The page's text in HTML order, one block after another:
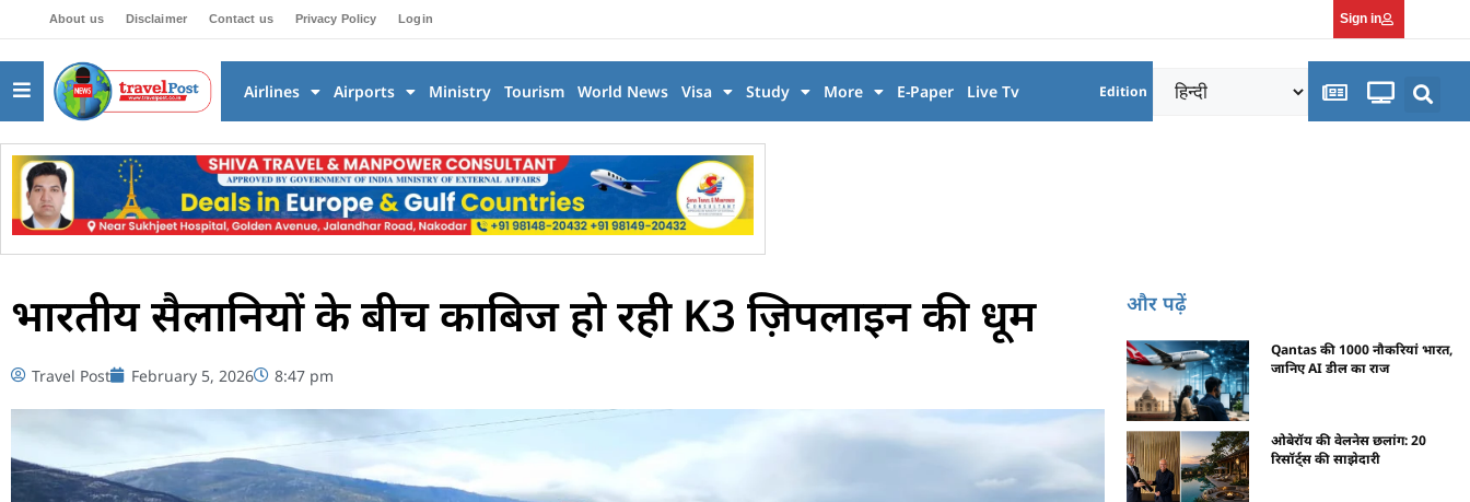
About us Disclaimer Contact us Privacy Policy Login Sign in
Airlines Airports Ministry Tourism World News Visa Study More E-Paper Live Tv Edition
भारतीय सैलानियों के बीच काबिज हो रही K3 ज़िपलाइन की धूम
Travel Post February 5, 2026 8:47 pm
और पढ़ें
Qantas की 1000 नौकरियां भारत,
जानिए AI डील का राज
ओबेरॉय की वेलनेस छलांग: 20
रिसॉर्ट्स की साझेदारी